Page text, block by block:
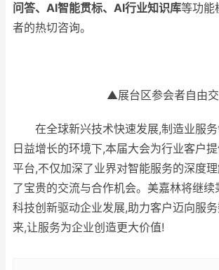
问答、 AI智能贯标、 AI行业知识库等功能
者的热切咨询。
▲展台区参会者自由
在全球新兴技术快速发展,制造业服
日益增长的环境下,本届大会为行业客户
平台,不仅加深了业界对智能服务的深度
了宝贵的交流与合作机会。美嘉林将继续
科技创新驱动企业发展,助力客户迈向服
来,让服务为企业创造更大价值!